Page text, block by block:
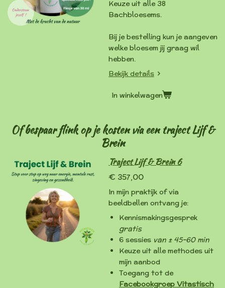
Keuze uit alle 38
Bachbloesems.
Bij je bestelling kun je aangeven
welke bloesem jij graag wil
hebben.
Bekijk details
In winkelwagen
Of bespaar flink op je kosten via een traject Lijf &
Brein
Traject Lijf & Brein 6
€ 357,00
In mijn praktijk of via
beeldbellen ontvang je:
Kennismakingsgesprek
gratis
6 sessies van ± 45–60 min
Keuze uit alle methodes uit
mijn aanbod
Toegang tot de
Facebookgroep Vitastisch